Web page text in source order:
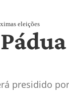
eleições
presidido